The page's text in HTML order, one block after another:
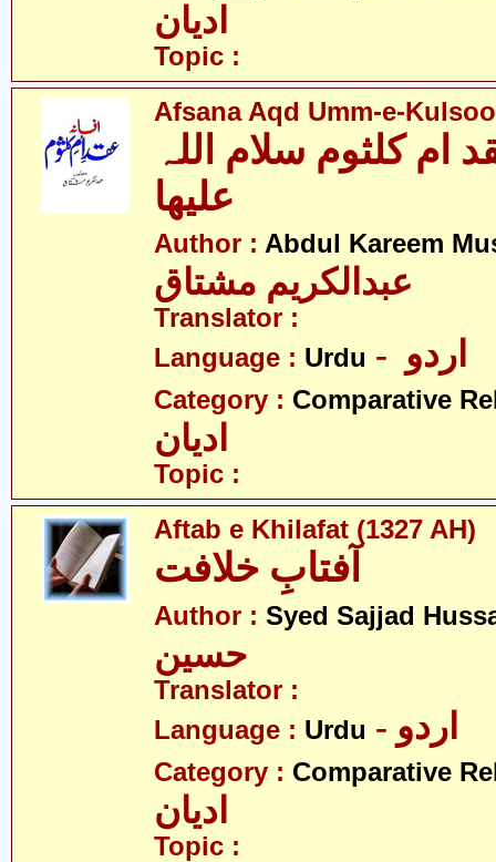
ادیان
Topic :
Afsana Aqd Umm-e-
ام کلثوم سلام اللہ
علیھا
Author : Abdul Kareem
عبدالکریم مشتاق
Translator :
Language : Urdu
Category : Comparative
ادیان
Topic :
Aftab e Khilafat (1327 AH)
آفتابِ خلافت
Author : Syed Sajjad
حسین
Translator :
Language : Urdu - اردو
Category : Comparative
ادیان
Topic :